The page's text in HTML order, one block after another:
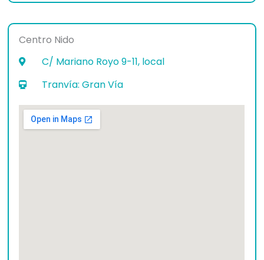
Centro Nido
C/ Mariano Royo 9-11, local
Tranvía: Gran Vía